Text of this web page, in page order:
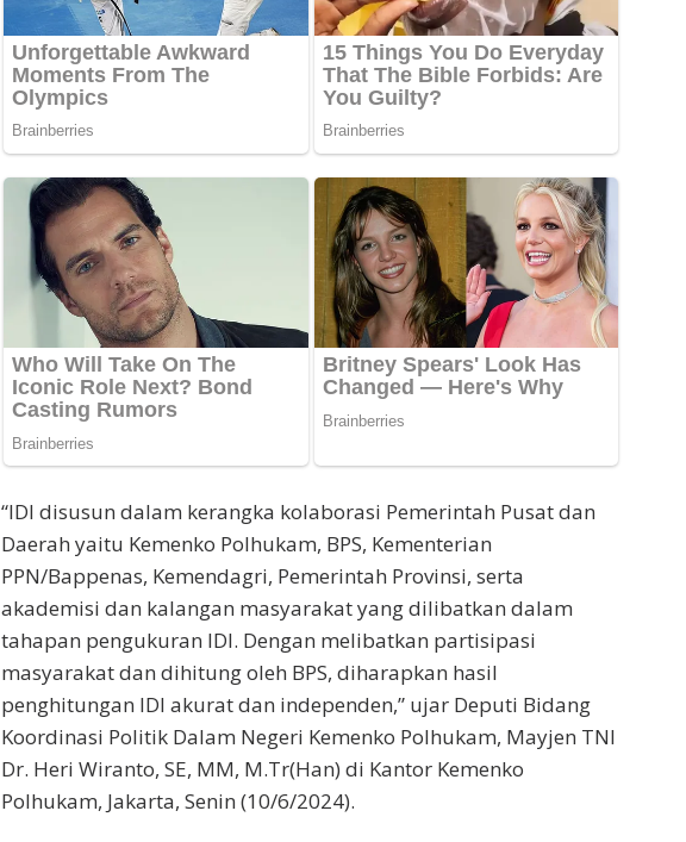
“IDI disusun dalam kerangka kolaborasi Pemerintah Pusat dan
Daerah yaitu Kemenko Polhukam, BPS, Kementerian
PPN/Bappenas, Kemendagri, Pemerintah Provinsi, serta
akademisi dan kalangan masyarakat yang dilibatkan dalam
tahapan pengukuran IDI. Dengan melibatkan partisipasi
masyarakat dan dihitung oleh BPS, diharapkan hasil
penghitungan IDI akurat dan independen,” ujar Deputi Bidang
Koordinasi Politik Dalam Negeri Kemenko Polhukam, Mayjen TNI
Dr. Heri Wiranto, SE, MM, M.Tr(Han) di Kantor Kemenko
Polhukam, Jakarta, Senin (10/6/2024).